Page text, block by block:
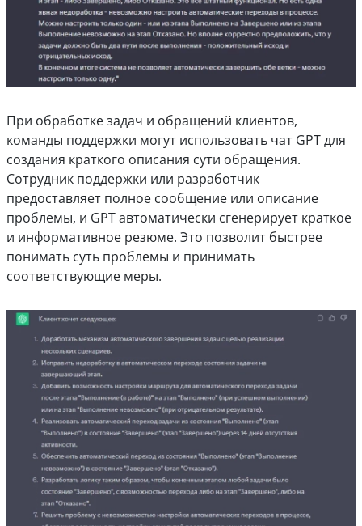
При обработке задач и обращений клиентов,
команды поддержки могут использовать чат GPT для
создания краткого описания сути обращения.
Сотрудник поддержки или разработчик
предоставляет полное сообщение или описание
проблемы, и GPT автоматически сгенерирует краткое
и информативное резюме. Это позволит быстрее
понимать суть проблемы и принимать
соответствующие меры.